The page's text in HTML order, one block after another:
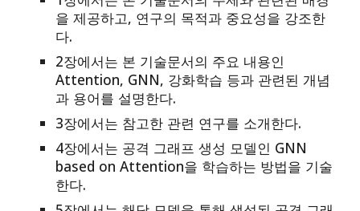
을 제공하고, 연구의 목적과 중요성을 강조한
다.
2장에서는 본 기술문서의 주요 내용인
Attention, GNN, 강화학습 등과 관련된 개념
과 용어를 설명한다.
3장에서는 참고한 관련 연구를 소개한다.
4장에서는 공격 그래프 생성 모델인 GNN
based on Attention을 학습하는 방법을 기술
한다.